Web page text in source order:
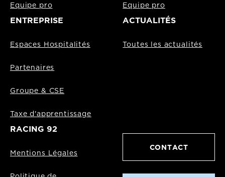
Equipe pro Equipe pro
ENTREPRISE
Espaces Hospitalités
Partenaires
Groupe & CSE
Taxe d'apprentissage
ACTUALITÉS
Toutes les actualités
RACING 92
Mentions Légales
CONTACT